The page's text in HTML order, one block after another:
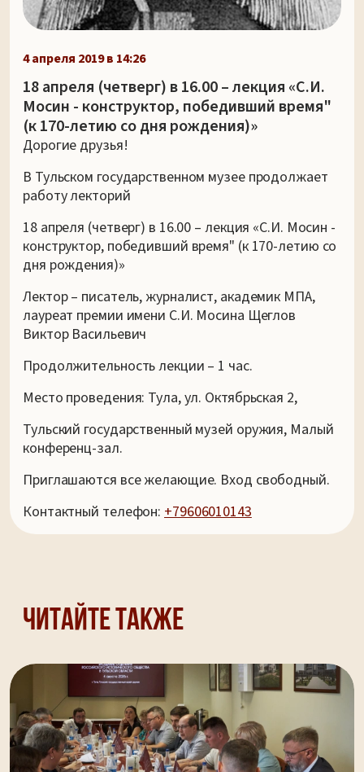
4 апреля 2019 в 14:26
18 апреля (четверг) в 16.00 – лекция «С.И.
Мосин - конструктор, победивший время"
(к 170-летию со дня рождения)»
Дорогие друзья!
В Тульском государственном музее продолжает
работу лекторий
18 апреля (четверг) в 16.00 – лекция «С.И. Мосин -
конструктор, победивший время" (к 170-летию со
дня рождения)»
Лектор – писатель, журналист, академик МПА,
лауреат премии имени С.И. Мосина Щеглов
Виктор Васильевич
Продолжительность лекции – 1 час.
Место проведения: Тула, ул. Октябрьская 2,
Тульский государственный музей оружия, Малый
конференц-зал.
Приглашаются все желающие. Вход свободный.
Контактный телефон:+79606010143
Читайте также